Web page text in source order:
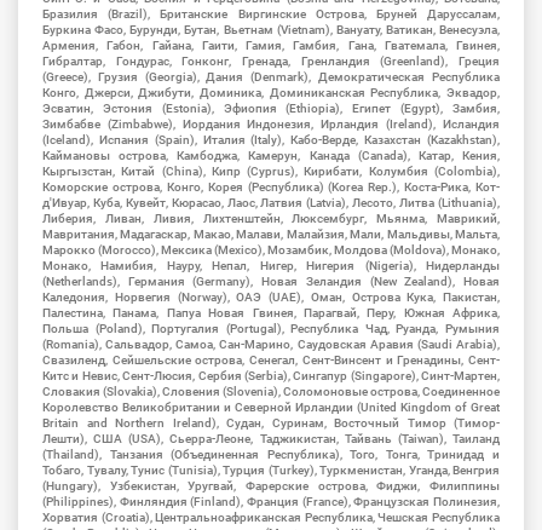
Бразилия (Brazil), Британские Виргинские Острова, Бруней Даруссалам,
Буркина Фасо, Бурунди, Бутан, Вьетнам (Vietnam), Вануату, Ватикан, Венесуэла,
Армения, Габон, Гайана, Гаити, Гамия, Гамбия, Гана, Гватемала, Гвинея,
Гибралтар, Гондурас, Гонконг, Гренада, Гренландия (Greenland), Греция
(Greece), Грузия (Georgia), Дания (Denmark), Демократическая Республика
Конго, Джерси, Джибути, Доминика, Доминиканская Республика, Эквадор,
Эсватин, Эстония (Estonia), Эфиопия (Ethiopia), Египет (Egypt), Замбия,
Зимбабве (Zimbabwe), Иордания Индонезия, Ирландия (Ireland), Исландия
(Iceland), Испания (Spain), Италия (Italy), Кабо-Верде, Казахстан (Kazakhstan),
Каймановы острова, Камбоджа, Камерун, Канада (Canada), Катар, Кения,
Кыргызстан, Китай (China), Кипр (Cyprus), Кирибати, Колумбия (Colombia),
Коморские острова, Конго, Корея (Республика) (Korea Rep.), Коста-Рика, Кот-
д'Ивуар, Куба, Кувейт, Кюрасао, Лаос, Латвия (Latvia), Лесото, Литва (Lithuania),
Либерия, Ливан, Ливия, Лихтенштейн, Люксембург, Мьянма, Маврикий,
Мавритания, Мадагаскар, Макао, Малави, Малайзия, Мали, Мальдивы, Мальта,
Марокко (Morocco), Мексика (Mexico), Мозамбик, Молдова (Moldova), Монако,
Монако, Намибия, Науру, Непал, Нигер, Нигерия (Nigeria), Нидерланды
(Netherlands), Германия (Germany), Новая Зеландия (New Zealand), Новая
Каледония, Норвегия (Norway), ОАЭ (UAE), Оман, Острова Кука, Пакистан,
Палестина, Панама, Папуа Новая Гвинея, Парагвай, Перу, Южная Африка,
Польша (Poland), Португалия (Portugal), Республика Чад, Руанда, Румыния
(Romania), Сальвадор, Самоа, Сан-Марино, Саудовская Аравия (Saudi Arabia),
Свазиленд, Сейшельские острова, Сенегал, Сент-Винсент и Гренадины, Сент-
Китс и Невис, Сент-Люсия, Сербия (Serbia), Сингапур (Singapore), Синт-Мартен,
Словакия (Slovakia), Словения (Slovenia), Соломоновые острова, Соединенное
Королевство Великобритании и Северной Ирландии (United Kingdom of Great
Britain and Northern Ireland), Судан, Суринам, Восточный Тимор (Тимор-
Лешти), США (USA), Сьерра-Леоне, Таджикистан, Тайвань (Taiwan), Таиланд
(Thailand), Танзания (Объединенная Республика), Того, Тонга, Тринидад и
Тобаго, Тувалу, Тунис (Tunisia), Турция (Turkey), Туркменистан, Уганда, Венгрия
(Hungary), Узбекистан, Уругвай, Фарерские острова, Фиджи, Филиппины
(Philippines), Финляндия (Finland), Франция (France), Французская Полинезия,
Хорватия (Croatia), Центральноафриканская Республика, Чешская Республика